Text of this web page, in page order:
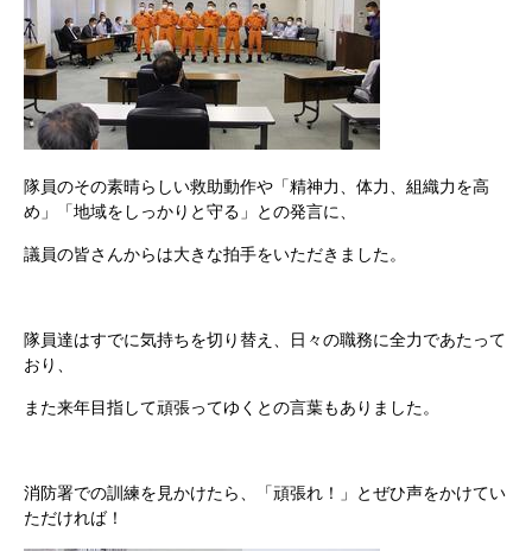
隊員のその素晴らしい救助動作や「精神力、体力、組織力を高
め」「地域をしっかりと守る」との発言に、
議員の皆さんからは大きな拍手をいただきました。
隊員達はすでに気持ちを切り替え、日々の職務に全力であたって
おり、
また来年目指して頑張ってゆくとの言葉もありました。
消防署での訓練を見かけたら、「頑張れ！」とぜひ声をかけてい
ただければ！